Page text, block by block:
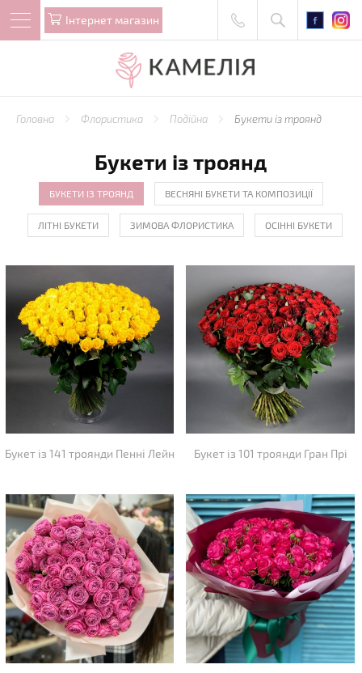
Iнтернет магазин
Головна Флористика Подійна Букети із троянд
Букети із троянд
БУКЕТИ ІЗ ТРОЯНД ВЕСНЯНІ БУКЕТИ ТА КОМПОЗИЦІЇ
ЛІТНІ БУКЕТИ ЗИМОВА ФЛОРИСТИКА ОСІННІ БУКЕТИ
Букет із 141 троянди Пенні Лейн Букет із 101 троянди Гран Прі